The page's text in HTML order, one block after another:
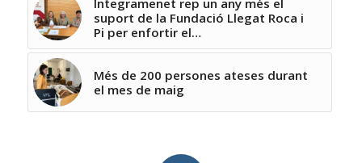
suport de la Fundació Llegat Roca i
Pi per enfortir el…
Més de 200 persones ateses durant
el mes de maig